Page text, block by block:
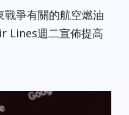
爭有關的航空燃油
Lines週二宣佈提高